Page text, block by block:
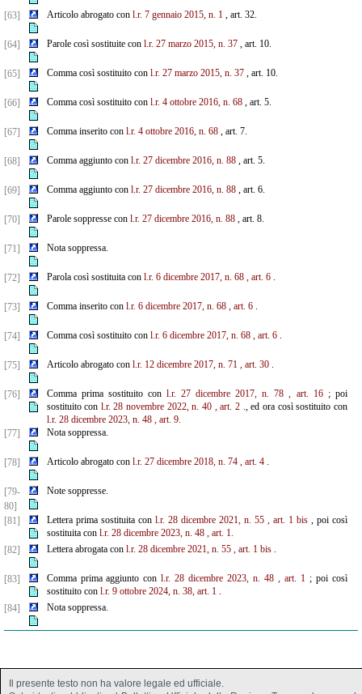
[63] Articolo abrogato con l.r. 7 gennaio 2015, n. 1, art. 32.
[64] Parole così sostituite con l.r. 27 marzo 2015, n. 37, art. 10.
[65] Comma così sostituito con l.r. 27 marzo 2015, n. 37, art. 10.
[66] Comma così sostituito con l.r. 4 ottobre 2016, n. 68, art. 5.
[67] Comma inserito con l.r. 4 ottobre 2016, n. 68, art. 7.
[68] Comma aggiunto con l.r. 27 dicembre 2016, n. 88, art. 5.
[69] Comma aggiunto con l.r. 27 dicembre 2016, n. 88, art. 6.
[70] Parole soppresse con l.r. 27 dicembre 2016, n. 88, art. 8.
[71] Nota soppressa.
[72] Parola così sostituita con l.r. 6 dicembre 2017, n. 68 , art. 6.
[73] Comma inserito con l.r. 6 dicembre 2017, n. 68 , art. 6.
[74] Comma così sostituito con l.r. 6 dicembre 2017, n. 68 , art. 6.
[75] Articolo abrogato con l.r. 12 dicembre 2017, n. 71 , art. 30.
[76] Comma prima sostituito con l.r. 27 dicembre 2017, n. 78 , art. 16; poi
sostituito con l.r. 28 novembre 2022, n. 40 , art. 2 ., ed ora così sostituito con
l.r. 28 dicembre 2023, n. 48 , art. 9.
[77]
Nota soppressa.
[78] Articolo abrogato con l.r. 27 dicembre 2018, n. 74 , art. 4.
[79-
80]
Note soppresse.
[81] Lettera prima sostituita con l.r. 28 dicembre 2021, n. 55 , art. 1 bis, poi così
sostituita con l.r. 28 dicembre 2023, n. 48 , art. 1.
[82]
Lettera abrogata con l.r. 28 dicembre 2021, n. 55 , art. 1 bis.
[83] Comma prima aggiunto conl.r. 28 dicembre 2023, n. 48 , art. 1; poi così
sostituito con l.r. 9 ottobre 2024, n. 38, art. 1.
[84]
Nota soppressa.
Il presente testo non ha valore legale ed ufficiale.